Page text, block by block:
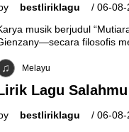
bestliriklagu / 06-08-
musik berjudul
filosofis
Melayu
Lagu
bestliriklagu / 06-08-